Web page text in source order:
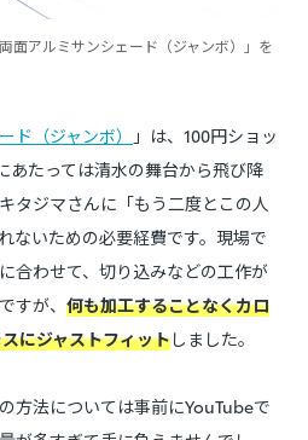
面アルミサンシェード（ジャンボ）」を
ド（ジャンボ）
」は、100円ショッ
あたっては清水の舞台から飛び降
タジマさんに「もう二度とこの人
ないための必要経費です。現場で
合わせて、切り込みなどの工作が
すが、 何も加工することなくカロ
にジャストフィットしました。
方法については事前にYouTubeで